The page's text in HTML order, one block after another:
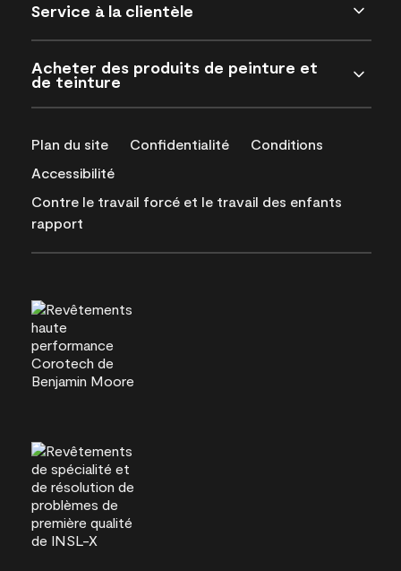
Service à la clientèle
Acheter des produits de peinture et
de teinture
Plan du site Confidentialité
Conditions
Accessibilité
Contre le travail forcé et le travail des enfants
rapport